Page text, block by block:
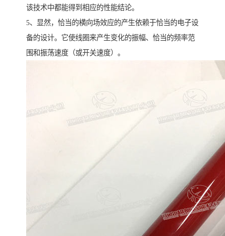
该技术中都能得到相应的性能结论。
5、显然，恰当的横向场效应的产生依赖于恰当的电子设
备的设计。它使线圈来产生变化的振幅、恰当的频率范
围和振荡速度（或开关速度）。